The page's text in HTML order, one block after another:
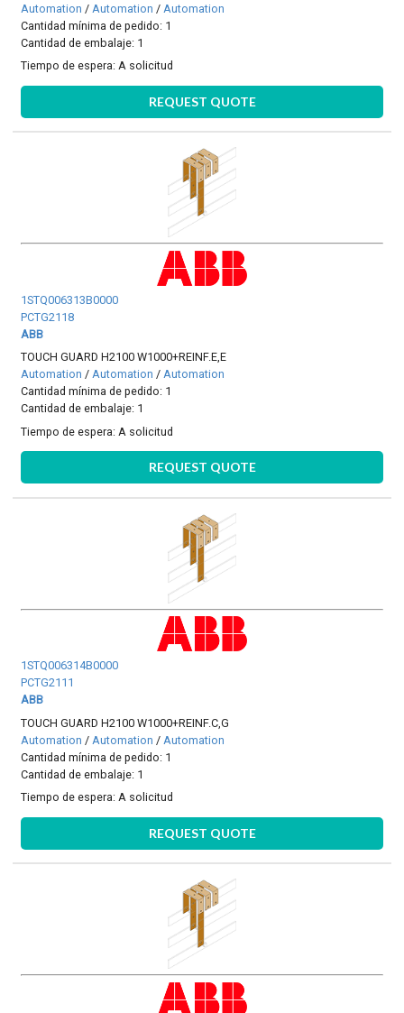
Automation / Automation / Automation
Cantidad mínima de pedido: 1
Cantidad de embalaje: 1
Tiempo de espera:A solicitud
REQUEST QUOTE
1STQ006313B0000
PCTG2118
ABB
TOUCH GUARD H2100 W1000+REINF.E,E
Automation /Automation /Automation
Cantidad mínima de pedido: 1
Cantidad de embalaje: 1
Tiempo de espera: A solicitud
REQUEST QUOTE
1STQ006314B0000
PCTG2111
ABB
TOUCH GUARD H2100 W1000+REINF.C,G
Automation / Automation / Automation
Cantidad mínima de pedido: 1
Cantidad de embalaje: 1
Tiempo de espera: A solicitud
REQUEST QUOTE